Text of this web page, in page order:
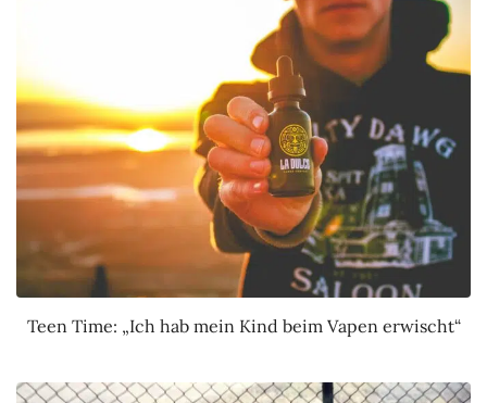
Teen Time: „Ich hab mein Kind beim Vapen erwischt“